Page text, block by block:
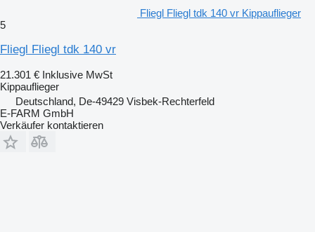
Fliegl Fliegl tdk 140 vr Kippauflieger
5
Fliegl Fliegl tdk 140 vr
21.301 € Inklusive MwSt
Kippauflieger
Deutschland, De-49429 Visbek-Rechterfeld
E-FARM GmbH
Verkäufer kontaktieren